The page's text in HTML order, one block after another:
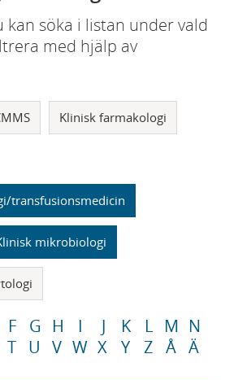
kan söka i listan under vald
med hjälp av
Klinisk farmakologi
transfusionsmedicin
mikrobiologi
F G H I J K L M N
T U V W X Y Z Å Ä